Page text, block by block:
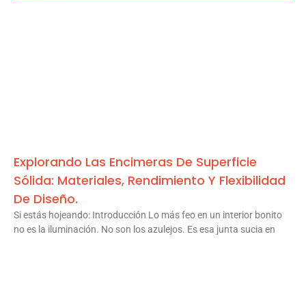
Explorando Las Encimeras De Superficie
Sólida: Materiales, Rendimiento Y Flexibilidad
De Diseño.
Si estás hojeando: Introducción Lo más feo en un interior bonito
no es la iluminación. No son los azulejos. Es esa junta sucia en